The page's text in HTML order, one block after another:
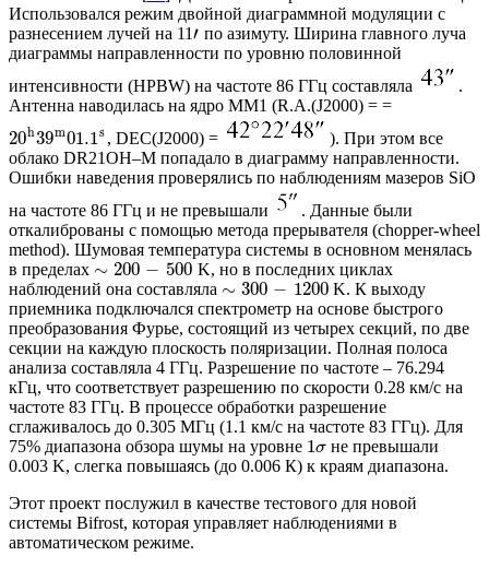
Использовался режим двойной диаграммной модуляции с
разнесением лучей на 11′ по азимуту. Ширина главного луча
диаграммы направленности по уровню половинной
интенсивности (HPBW) на частоте 86 ГГц составляла
.
Антенна наводилась на ядро ММ1 (R.A.(J2000) = =
20h39m01.1s , DEC(J2000) =
). При этом все
облако DR21OH–M попадало в диаграмму направленности.
Ошибки наведения проверялись по наблюдениям мазеров SiO
на частоте 86 ГГц и не превышали
. Данные были
откалиброваны с помощью метода прерывателя (chopper-wheel
method). Шумовая температура системы в основном менялась
в пределах ∼ 200 − 500 K, но в последних циклах
наблюдений она составляла ∼ 300 − 1200 K. К выходу
приемника подключался спектрометр на основе быстрого
преобразования Фурье, состоящий из четырех секций, по две
секции на каждую плоскость поляризации. Полная полоса
анализа составляла 4 ГГц. Разрешение по частоте – 76.294
кГц, что соответствует разрешению по скорости 0.28 км/с на
частоте 83 ГГц. В процессе обработки разрешение
сглаживалось до 0.305 МГц (1.1 км/с на частоте 83 ГГц). Для
75% диапазона обзора шумы на уровне 1σне превышали
0.003 K, слегка повышаясь (до 0.006 К) к краям диапазона.
Этот проект послужил в качестве тестового для новой
системы Bifrost, которая управляет наблюдениями в
автоматическом режиме.